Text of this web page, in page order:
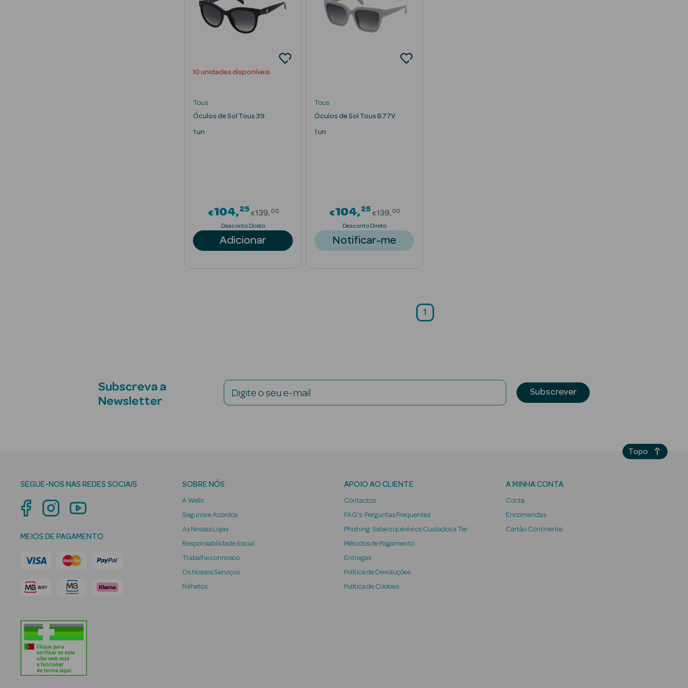
10 unidades disponíveis
Tous
Óculos de Sol Tous 39
1 un
€104 25Price reduced from
€139 00
Desconto Direto
Adicionar
Tous
Óculos de Sol Tous B77V
1 un
€104 25Price reduced from
€139 00
Desconto Direto
Notificar-me
1
Subscreva a
Newsletter
Digite o seu e-mail Subscrever
SEGUE-NOS NAS REDES SOCIAIS
MEIOS DE PAGAMENTO
SOBRE NÓS
A Wells
Seguros e Acordos
As Nossas Lojas
Responsabilidade Social
Trabalhe connosco
Os Nossos Serviços
Folhetos
APOIO AO CLIENTE
Contactos
FAQ's: Perguntas Frequentes
Phishing: Sabe o que é e os Cuidados a Ter
Métodos de Pagamento
Entregas
Política de Devoluções
Política de Cookies
A MINHA CONTA
Conta
Encomendas
Cartão Continente
Topo